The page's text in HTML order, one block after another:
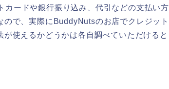
ードや銀行振り込み、代引などの支払い方
で、実際にBuddyNutsのお店でクレジット
使えるかどうかは各自調べていただけると